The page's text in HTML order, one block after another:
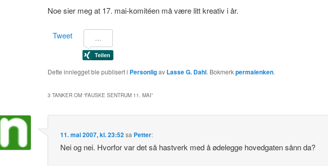
Noe sier meg at 17. mai-komitéen må være litt kreativ i år.
Tweet
Dette innlegget ble publisert i Personligav Lasse G. Dahl. Bokmerkpermalenken.
3 TANKER OM “FAUSKE SENTRUM 11. MAI”
11. mai 2007, kl. 23:52sa Petter:
Nei og nei. Hvorfor var det så hastverk med å ødelegge hovedgaten sånn da?